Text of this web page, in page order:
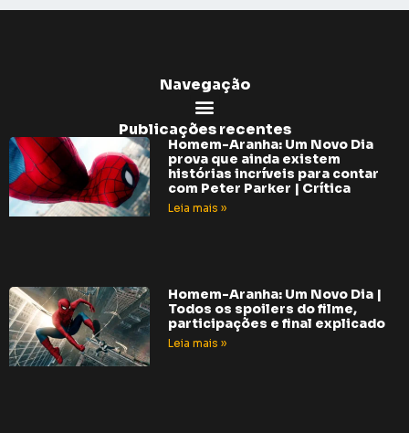
Navegação
Publicações recentes
Homem-Aranha: Um Novo Dia
prova que ainda existem
histórias incríveis para contar
com Peter Parker | Crítica
Leia mais »
Homem-Aranha: Um Novo Dia |
Todos os spoilers do filme,
participações e final explicado
Leia mais »